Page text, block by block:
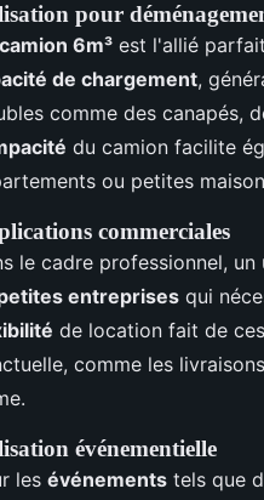
pour
camion 6m³ est l'allié
de chargement,
comme des canapés,
du camion facilite
ou petites
commerciales
le cadre professionnel,
entreprises qui
de location fait de
comme les
événementielle
les événements tels que